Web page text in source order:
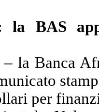
la BAS
la Banca
per